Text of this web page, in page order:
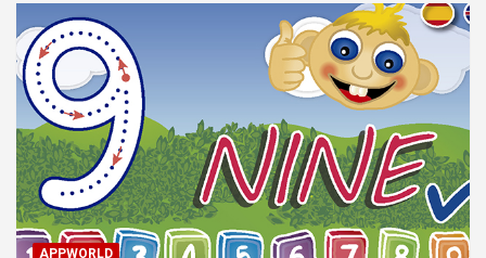
APPWORLD